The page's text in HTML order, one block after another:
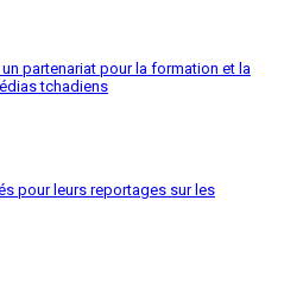
un partenariat pour la formation et la
tchadiens
pour leurs reportages sur les